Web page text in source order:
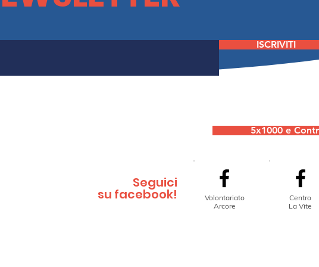
raccontiamo com'è andata
ISCRIVITI
5x1000 e
Seguici
su facebook!
Volontariato
Arcore
Centro
La Vite